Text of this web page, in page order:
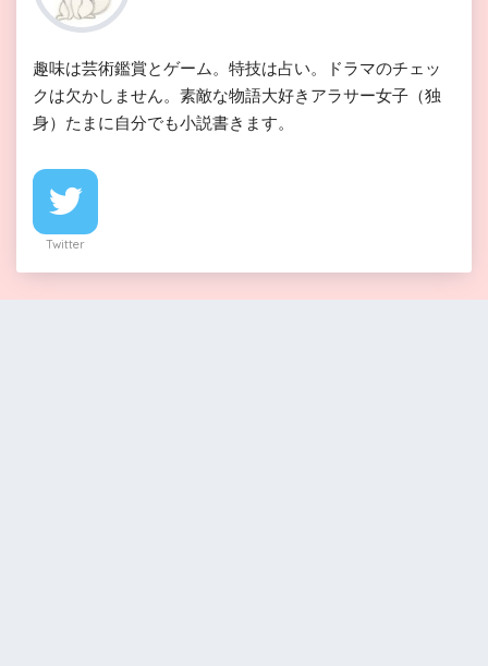
趣味は芸術鑑賞とゲーム。特技は占い。ドラマのチェッ
クは欠かしません。素敵な物語大好きアラサー女子（独
身）たまに自分でも小説書きます。
Twitter